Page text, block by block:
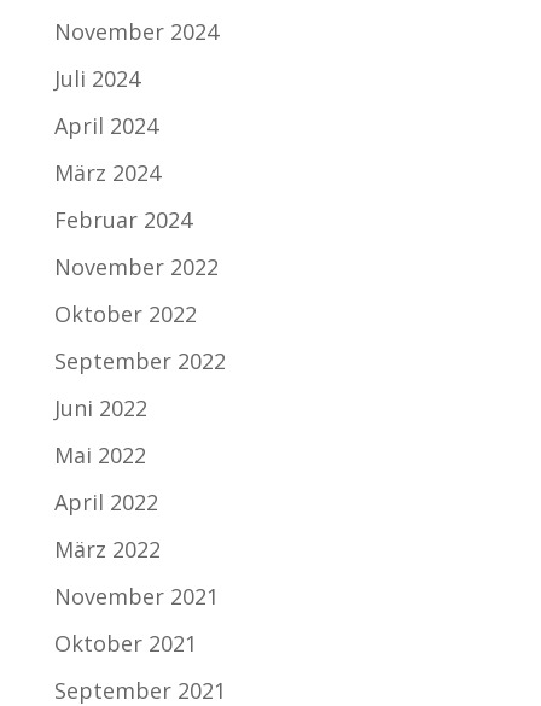
November 2024
Juli 2024
April 2024
März 2024
Februar 2024
November 2022
Oktober 2022
September 2022
Juni 2022
Mai 2022
April 2022
März 2022
November 2021
Oktober 2021
September 2021